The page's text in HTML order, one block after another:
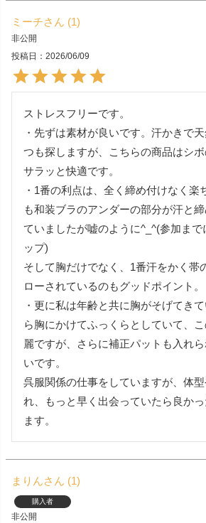
ミーチ 1
非公開
投稿日
2026/06/09
ストレスフリーです。
・先ずは素材が良いです。汗かきで
つも探しますが、こちらの商品はシ
サラッと快適です。
・1番の利点は、全く締め付けなく楽
も和装ブラのアンダーの部分が汗と
ていましたが嘘のように^_^(参加まで
ップ)
そして胸だけでなく、1番汗をかく帯
ローされているのもグッドポイント。
・更に私は年齢と共に胸がそげてき
ら胸にかけてふっくらとしていて、
麗ですが、さらに補正パットも入れ
いです。
呉服関係の仕事をしていますが、体
れ、もっと早く出会っていたら良か
まりん 1
購入者
非公開